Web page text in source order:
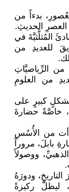
بدءاً من
العصرِ الحديثِ.
المُثلَّثيَّةَ في
للعديدِ من
من الرِّياضيَّاتِ
من العلومِ
بشكلٍ كبيرٍ على
خاصَّةً حضارةَ
من الأُسُسِ
بابلَ، مروراً
ووصولاً
ودورَهُ
ليظلَّ ركيزةً